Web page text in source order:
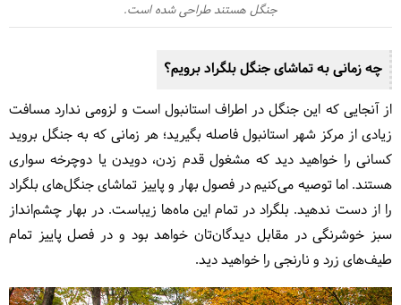
جنگل هستند طراحی شده است.
چه زمانی به تماشای جنگل بلگراد برویم؟
از آنجایی که این جنگل در اطراف استانبول است و لزومی ندارد مسافت
زیادی از مرکز شهر استانبول فاصله بگیرید؛ هر زمانی که به جنگل بروید
کسانی را خواهید دید که مشغول قدم زدن، دویدن یا دوچرخه سواری
هستند. اما توصیه می‌کنیم در فصول بهار و پاییز تماشای جنگل‌های بلگراد
را از دست ندهید. بلگراد در تمام این ماه‌ها زیباست. در بهار چشم‌انداز
سبز خوشرنگی در مقابل دیدگان‌تان خواهد بود و در فصل پاییز تمام
طیف‌های زرد و نارنجی را خواهید دید.